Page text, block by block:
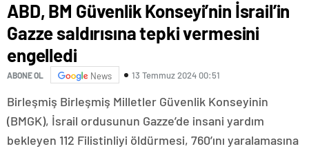
ABD, BM Güvenlik Konseyi’nin İsrail’in
Gazze saldırısına tepki vermesini
engelledi
ABONE OL News 13 Temmuz 2024 00:51
Birleşmiş Birleşmiş Milletler Güvenlik Konseyinin
(BMGK), İsrail ordusunun Gazze’de insani yardım
bekleyen 112 Filistinliyi öldürmesi, 760’ını yaralamasına